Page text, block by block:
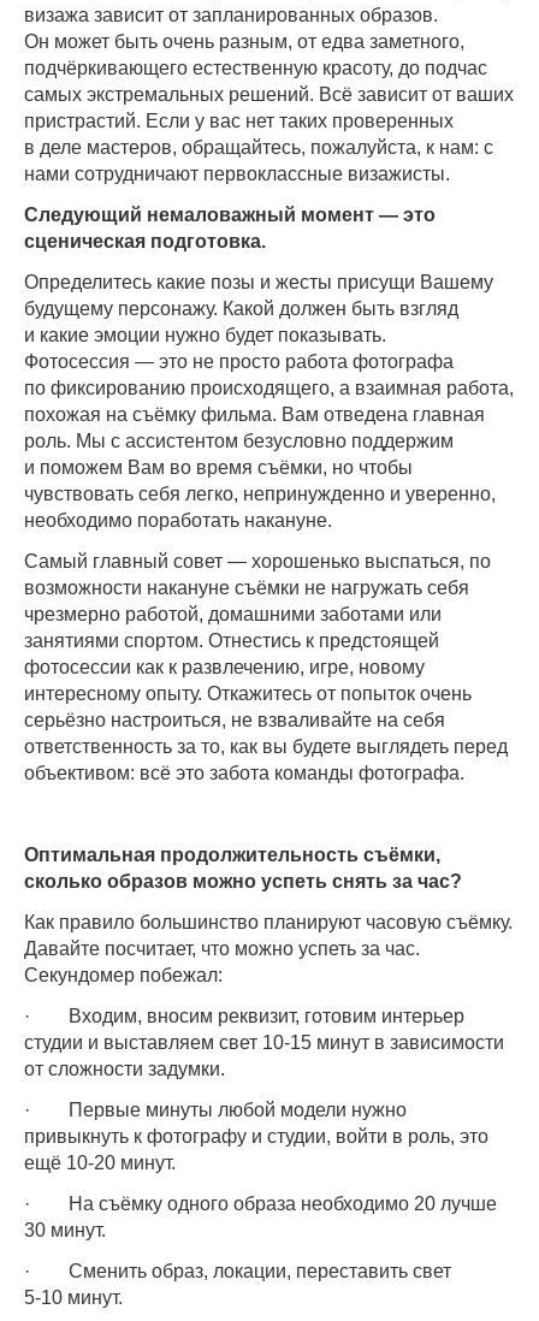
визажа зависит от запланированных образов.
Он может быть очень разным, от едва заметного,
подчёркивающего естественную красоту, до подчас
самых экстремальных решений. Всё зависит от ваших
пристрастий. Если у вас нет таких проверенных
в деле мастеров, обращайтесь, пожалуйста, к нам: с
нами сотрудничают первоклассные визажисты.
Следующий немаловажный момент — это
сценическая подготовка.
Определитесь какие позы и жесты присущи Вашему
будущему персонажу. Какой должен быть взгляд
и какие эмоции нужно будет показывать.
Фотосессия — это не просто работа фотографа
по фиксированию происходящего, а взаимная работа,
похожая на съёмку фильма. Вам отведена главная
роль. Мы с ассистентом безусловно поддержим
и поможем Вам во время съёмки, но чтобы
чувствовать себя легко, непринужденно и уверенно,
необходимо поработать накануне.
Самый главный совет — хорошенько выспаться, по
возможности накануне съёмки не нагружать себя
чрезмерно работой, домашними заботами или
занятиями спортом. Отнестись к предстоящей
фотосессии как к развлечению, игре, новому
интересному опыту. Откажитесь от попыток очень
серьёзно настроиться, не взваливайте на себя
ответственность за то, как вы будете выглядеть перед
объективом: всё это забота команды фотографа.
Оптимальная продолжительность съёмки,
сколько образов можно успеть снять за час?
Как правило большинство планируют часовую съёмку.
Давайте посчитает, что можно успеть за час.
Секундомер побежал:
· Входим, вносим реквизит, готовим интерьер
студии и выставляем свет 10-15 минут в зависимости
от сложности задумки.
· Первые минуты любой модели нужно
привыкнуть к фотографу и студии, войти в роль, это
ещё 10-20 минут.
· На съёмку одного образа необходимо 20 лучше
30 минут.
· Сменить образ, локации, переставить свет
5-10 минут.